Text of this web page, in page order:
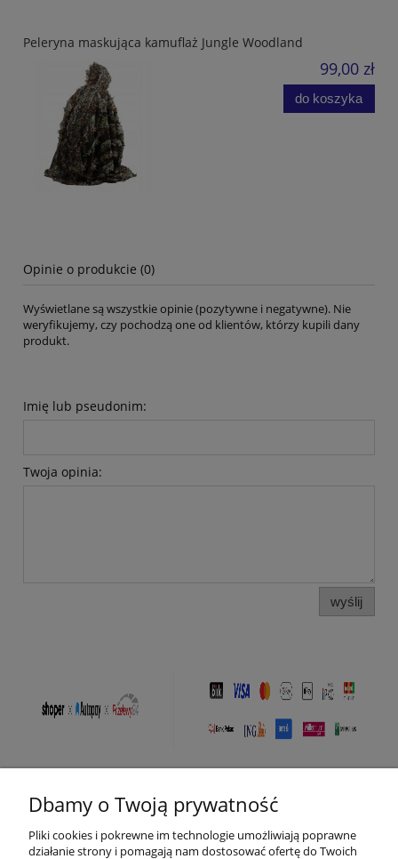
Peleryna maskująca kamuflaż Jungle Woodland
99,00 zł
do koszyka
Opinie o produkcie (0)
Wyświetlane są wszystkie opinie (pozytywne i negatywne). Nie
weryfikujemy, czy pochodzą one od klientów, którzy kupili dany
produkt.
Imię lub pseudonim:
Twoja opinia:
wyślij
Pomoc
Moje konto
Dbamy o Twoją prywatność
Pliki cookies i pokrewne im technologie umożliwiają poprawne
działanie strony i pomagają nam dostosować ofertę do Twoich